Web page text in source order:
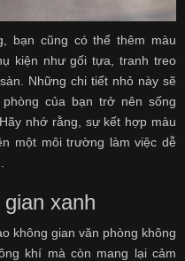
bạn cũng có thể thêm màu
kiện như gối tựa, tranh treo
Những chi tiết nhỏ này sẽ
của bạn trở nên sống
nhớ rằng, sự kết hợp màu
một môi trường làm việc dễ
xanh
không gian văn phòng không
khí mà còn mang lại cảm